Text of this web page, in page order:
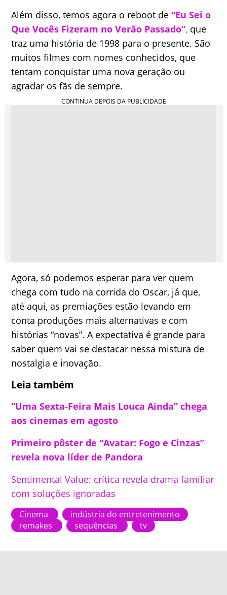
Além disso, temos agora o reboot de “Eu Sei o
Que Vocês Fizeram no Verão Passado”, que
traz uma história de 1998 para o presente. São
muitos filmes com nomes conhecidos, que
tentam conquistar uma nova geração ou
agradar os fãs de sempre.
Agora, só podemos esperar para ver quem
chega com tudo na corrida do Oscar, já que,
até aqui, as premiações estão levando em
conta produções mais alternativas e com
histórias “novas”. A expectativa é grande para
saber quem vai se destacar nessa mistura de
nostalgia e inovação.
Leia também
“Uma Sexta-Feira Mais Louca Ainda” chega
aos cinemas em agosto
Primeiro pôster de “Avatar: Fogo e Cinzas”
revela nova líder de Pandora
Sentimental Value: crítica revela drama familiar
com soluções ignoradas
Cinema
indústria do entretenimento
remakes
sequências tv